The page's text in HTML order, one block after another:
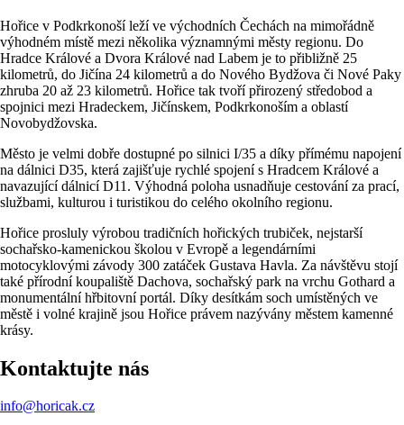
Hořice v Podkrkonoší leží ve východních Čechách na mimořádně
výhodném místě mezi několika významnými městy regionu. Do
Hradce Králové a Dvora Králové nad Labem je to přibližně 25
kilometrů, do Jičína 24 kilometrů a do Nového Bydžova či Nové Paky
zhruba 20 až 23 kilometrů. Hořice tak tvoří přirozený středobod a
spojnici mezi Hradeckem, Jičínskem, Podkrkonoším a oblastí
Novobydžovska.
Město je velmi dobře dostupné po silnici I/35 a díky přímému napojení
na dálnici D35, která zajišťuje rychlé spojení s Hradcem Králové a
navazující dálnicí D11. Výhodná poloha usnadňuje cestování za prací,
službami, kulturou i turistikou do celého okolního regionu.
Hořice prosluly výrobou tradičních hořických trubiček, nejstarší
sochařsko-kamenickou školou v Evropě a legendárními
motocyklovými závody 300 zatáček Gustava Havla. Za návštěvu stojí
také přírodní koupaliště Dachova, sochařský park na vrchu Gothard a
monumentální hřbitovní portál. Díky desítkám soch umístěných ve
městě i volné krajině jsou Hořice právem nazývány městem kamenné
krásy.
Kontaktujte nás
info@horicak.cz